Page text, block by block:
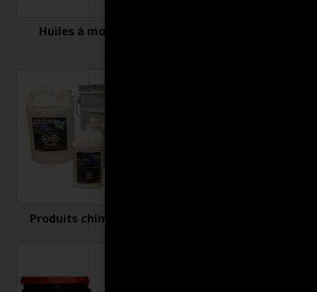
Huiles à moteur
Produits chimiques